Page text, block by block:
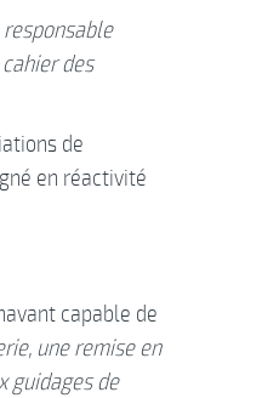
des
de
en réactivité
capable de
une remise en
guidages de